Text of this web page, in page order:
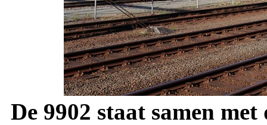
De 9902 staat samen